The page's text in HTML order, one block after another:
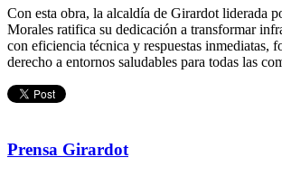
Con esta obra, la alcaldía de Girardot liderada
Morales ratifica su dedicación a transformar
con eficiencia técnica y respuestas inmediatas,
derecho a entornos saludables para todas las
Prensa Girardot